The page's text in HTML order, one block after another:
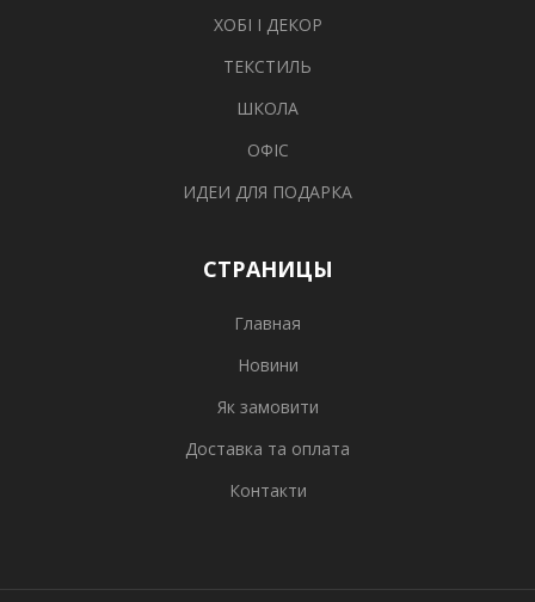
ХОБІ І ДЕКОР
ТЕКСТИЛЬ
ШКОЛА
ОФІС
ИДЕИ ДЛЯ ПОДАРКА
СТРАНИЦЫ
Главная
Новини
Як замовити
Доставка та оплата
Контакти